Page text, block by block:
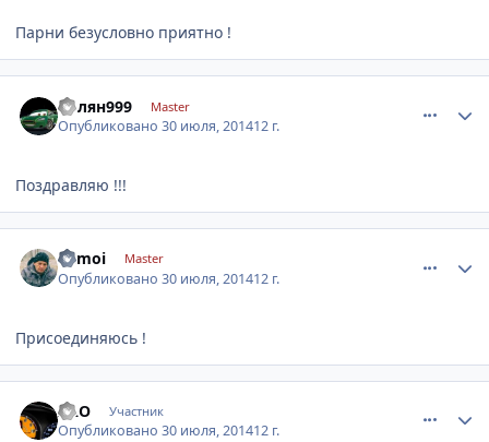
Парни безусловно приятно !
Колян999 Master
Опубликовано30 июля, 201412 г.
Поздравляю !!!
nemoi Master
Опубликовано30 июля, 201412 г.
Присоединяюсь !
ХАО Участник
Опубликовано30 июля, 201412 г.